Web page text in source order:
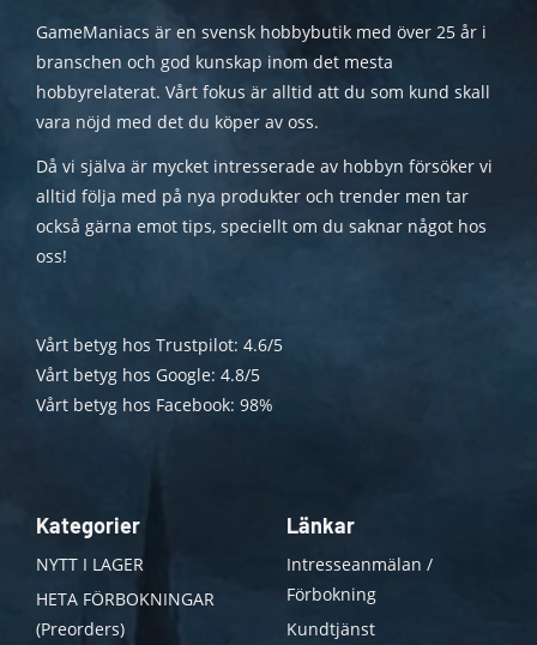
GameManiacs är en svensk hobbybutik med över 25 år i
branschen och god kunskap inom det mesta
hobbyrelaterat. Vårt fokus är alltid att du som kund skall
vara nöjd med det du köper av oss.
Då vi själva är mycket intresserade av hobbyn försöker vi
alltid följa med på nya produkter och trender men tar
också gärna emot tips, speciellt om du saknar något hos
oss!
Vårt betyg hos Trustpilot: 4.6/5
Vårt betyg hos Google: 4.8/5
Vårt betyg hos Facebook: 98%
Kategorier
NYTT I LAGER
HETA FÖRBOKNINGAR
(Preorders)
Länkar
Intresseanmälan /
Förbokning
Kundtjänst